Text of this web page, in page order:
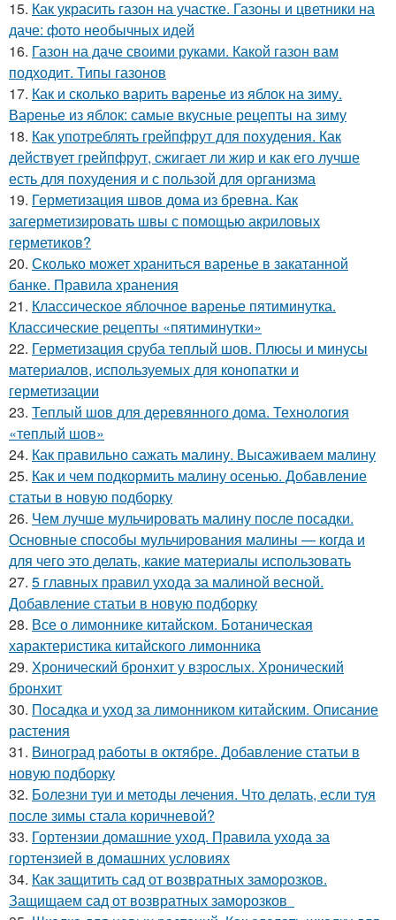
15. Как украсить газон на участке. Газоны и цветники на
даче: фото необычных идей
16. Газон на даче своими руками. Какой газон вам
подходит. Типы газонов
17. Как и сколько варить варенье из яблок на зиму.
Варенье из яблок: самые вкусные рецепты на зиму
18. Как употреблять грейпфрут для похудения. Как
действует грейпфрут, сжигает ли жир и как его лучше
есть для похудения и с пользой для организма
19. Герметизация швов дома из бревна. Как
загерметизировать швы с помощью акриловых
герметиков?
20. Сколько может храниться варенье в закатанной
банке. Правила хранения
21. Классическое яблочное варенье пятиминутка.
Классические рецепты «пятиминутки»
22. Герметизация сруба теплый шов. Плюсы и минусы
материалов, используемых для конопатки и
герметизации
23. Теплый шов для деревянного дома. Технология
«теплый шов»
24. Как правильно сажать малину. Высаживаем малину
25. Как и чем подкормить малину осенью. Добавление
статьи в новую подборку
26. Чем лучше мульчировать малину после посадки.
Основные способы мульчирования малины — когда и
для чего это делать, какие материалы использовать
27. 5 главных правил ухода за малиной весной.
Добавление статьи в новую подборку
28. Все о лимоннике китайском. Ботаническая
характеристика китайского лимонника
29. Хронический бронхит у взрослых. Хронический
бронхит
30. Посадка и уход за лимонником китайским. Описание
растения
31. Виноград работы в октябре. Добавление статьи в
новую подборку
32. Болезни туи и методы лечения. Что делать, если туя
после зимы стала коричневой?
33. Гортензии домашние уход. Правила ухода за
гортензией в домашних условиях
34. Как защитить сад от возвратных заморозков.
Защищаем сад от возвратных заморозков